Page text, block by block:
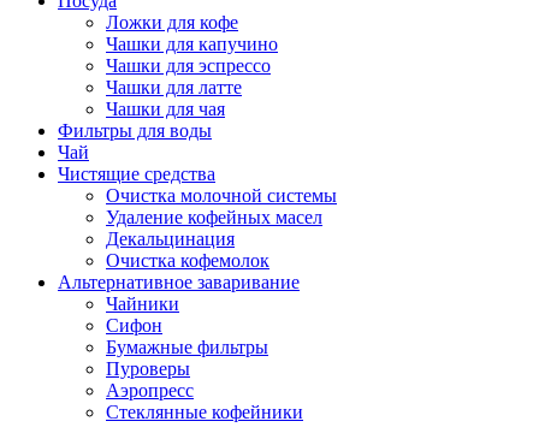
Ложки для кофе
Чашки для капучино
Чашки для эспрессо
Чашки для латте
Чашки для чая
Фильтры для воды
Чай
Чистящие средства
Очистка молочной системы
Удаление кофейных масел
Декальцинация
Очистка кофемолок
Альтернативное заваривание
Чайники
Сифон
Бумажные фильтры
Пуроверы
Аэропресс
Стеклянные кофейники